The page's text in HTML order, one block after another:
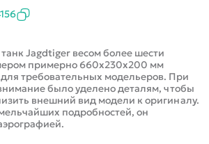
Jagdtiger весом более шести
примерно 660x230x200 мм
требовательных модельеров. При
было уделено деталям, чтобы
внешний вид модели к оригиналу.
подробностей, он